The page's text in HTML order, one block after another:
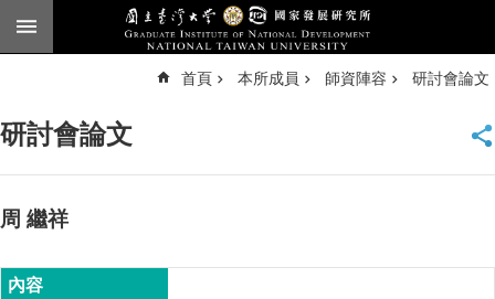
跳到主要內容區塊
臺
頁
公
首頁 本所成員 師資陣容 研討會論文
研討會論文
周 繼祥